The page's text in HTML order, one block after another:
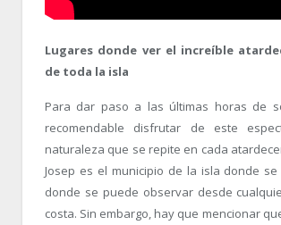
Lugares donde ver el increíble
de toda la isla
Para dar paso a las últimas horas de
recomendable disfrutar de este
naturaleza que se repite en cada
Josep es el municipio de la isla donde
donde se puede observar desde
costa. Sin embargo, hay que mencionar